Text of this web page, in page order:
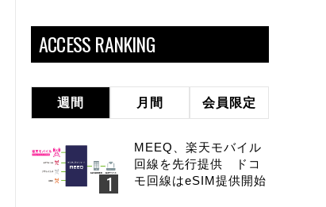
ACCESS RANKING
週間 月間 会員限定
MEEQ、楽天モバイル
回線を先行提供 ドコ
モ回線はeSIM提供開始